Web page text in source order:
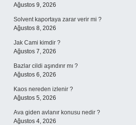
Ağustos 9, 2026
Solvent kaportaya zarar verir mi ?
Ağustos 8, 2026
Jak Cami kimdir ?
Ağustos 7, 2026
Bazlar cildi aşındırır mı ?
Ağustos 6, 2026
Kaos nereden izlenir ?
Ağustos 5, 2026
Ava giden avlanır konusu nedir ?
Ağustos 4, 2026